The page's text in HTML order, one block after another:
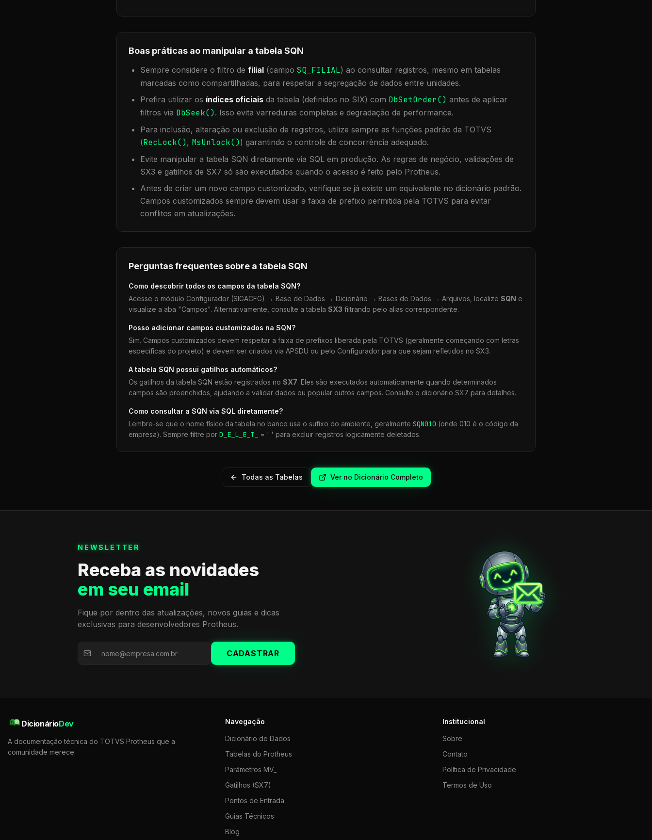
Boas práticas ao manipular a tabela SQN
Sempre considere o filtro de filial (campo SQ_FILIAL) ao consultar registros, mesmo em tabelas
marcadas como compartilhadas, para respeitar a segregação de dados entre unidades.
Prefira utilizar os índices oficiais da tabela (definidos no SIX) com DbSetOrder() antes de aplicar
filtros via DbSeek(). Isso evita varreduras completas e degradação de performance.
Para inclusão, alteração ou exclusão de registros, utilize sempre as funções padrão da TOTVS
(RecLock(), MsUnlock()) garantindo o controle de concorrência adequado.
Evite manipular a tabela SQN diretamente via SQL em produção. As regras de negócio, validações de
SX3 e gatilhos de SX7 só são executados quando o acesso é feito pelo Protheus.
Antes de criar um novo campo customizado, verifique se já existe um equivalente no dicionário padrão.
Campos customizados sempre devem usar a faixa de prefixo permitida pela TOTVS para evitar
conflitos em atualizações.
Perguntas frequentes sobre a tabela SQN
Como descobrir todos os campos da tabela SQN?
Acesse o módulo Configurador (SIGACFG) → Base de Dados → Dicionário → Bases de Dados → Arquivos, localize SQN e
visualize a aba "Campos". Alternativamente, consulte a tabela SX3 filtrando pelo alias correspondente.
Posso adicionar campos customizados na SQN?
Sim. Campos customizados devem respeitar a faixa de prefixos liberada pela TOTVS (geralmente começando com letras
específicas do projeto) e devem ser criados via APSDU ou pelo Configurador para que sejam refletidos no SX3.
A tabela SQN possui gatilhos automáticos?
Os gatilhos da tabela SQN estão registrados no SX7. Eles são executados automaticamente quando determinados
campos são preenchidos, ajudando a validar dados ou popular outros campos. Consulte o dicionário SX7 para detalhes.
Como consultar a SQN via SQL diretamente?
Lembre-se que o nome físico da tabela no banco usa o sufixo do ambiente, geralmente SQN010 (onde 010 é o código da
empresa). Sempre filtre por D_E_L_E_T_ = ' ' para excluir registros logicamente deletados.
Todas as Tabelas Ver no Dicionário Completo
NEWSLETTER
Receba as novidades
em seu email
Fique por dentro das atualizações, novos guias e dicas
exclusivas para desenvolvedores Protheus.
CADASTRAR
DicionárioDev
A documentação técnica do TOTVS Protheus que a
comunidade merece.
Navegação
Dicionário de Dados
Tabelas do Protheus
Parâmetros MV_
Gatilhos (SX7)
Pontos de Entrada
Guias Técnicos
Blog
Institucional
Sobre
Contato
Política de Privacidade
Termos de Uso